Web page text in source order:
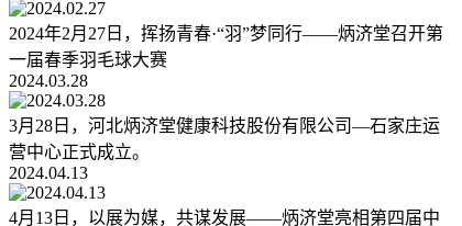
2024年2月27日，挥扬青春·“羽”梦同行——炳济堂召开第
一届春季羽毛球大赛
2024.03.28
3月28日，河北炳济堂健康科技股份有限公司—石家庄运
营中心正式成立。
2024.04.13
4月13日，以展为媒，共谋发展——炳济堂亮相第四届中